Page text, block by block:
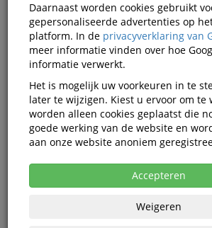
filter
Facilitaire artikelen
Hygiëne-
Interieurreiniging
Interieurreiniger
Probio Tab Multi Tablet
Korting vanaf aankoop 2 eenheden,
Daarnaast worden cookies gebruikt
gepersonaliseerde advertenties op
platform. In de privacyverklaring van
meer informatie vinden over hoe
informatie verwerkt.
Het is mogelijk uw voorkeuren in te
later te wijzigen. Kiest u ervoor om te
worden alleen cookies geplaatst die
goede werking van de website en
aan onze website anoniem
Accepteren
Weigeren